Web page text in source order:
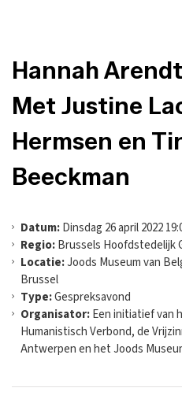
Hannah
Met Justine
Hermsen en
Beeckman
Datum:Dinsdag 26 april 2022
Regio:Brussels Hoofdstedelijk
Locatie:Joods Museum van
Brussel
Type:Gespreksavond
Organisator:Een initiatief van
Humanistisch Verbond, de
Antwerpen en het Joods